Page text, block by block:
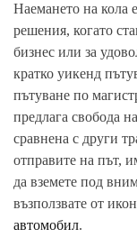
Наемането на кола
решения, когато
бизнес или за
кратко уикенд
пътуване по
предлага свобода
сравнена с други
отправите на път,
да вземете под
възползвате от
автомобил.